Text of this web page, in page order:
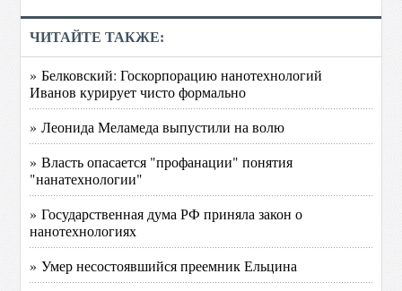
ЧИТАЙТЕ ТАКЖЕ:
» Белковский: Госкорпорацию нанотехнологий
Иванов курирует чисто формально
» Леонида Меламеда выпустили на волю
» Власть опасается "профанации" понятия
"нанатехнологии"
» Государственная дума РФ приняла закон о
нанотехнологиях
» Умер несостоявшийся преемник Ельцина